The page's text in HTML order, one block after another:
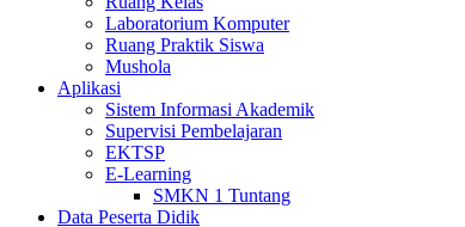
Laboratorium Komputer
Ruang Praktik Siswa
Mushola
Aplikasi
Sistem Informasi Akademik
Supervisi Pembelajaran
EKTSP
E-Learning
SMKN 1 Tuntang
Data Peserta Didik